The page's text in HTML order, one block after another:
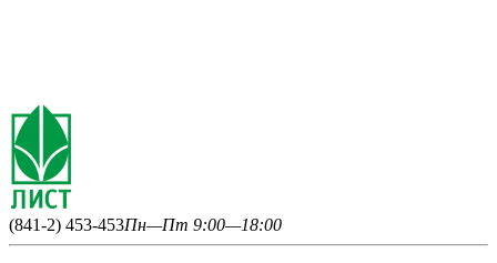
(841-2) 453-453Пн—Пт 9:00—18:00